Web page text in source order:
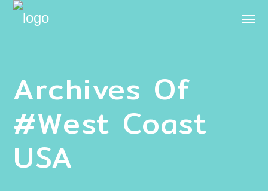
Archives Of
#West Coast
USA